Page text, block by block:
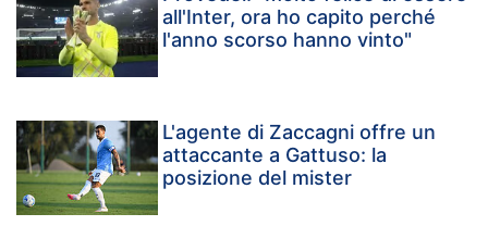
all'Inter, ora ho capito perché
l'anno scorso hanno vinto"
L'agente di Zaccagni offre un
attaccante a Gattuso: la
posizione del mister